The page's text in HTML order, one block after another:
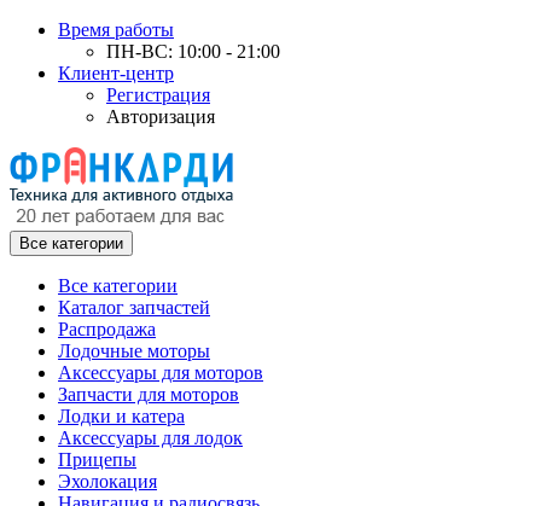
Время работы
ПН-ВС: 10:00 - 21:00
Клиент-центр
Регистрация
Авторизация
Все категории
Все категории
Каталог запчастей
Распродажа
Лодочные моторы
Аксессуары для моторов
Запчасти для моторов
Лодки и катера
Аксессуары для лодок
Прицепы
Эхолокация